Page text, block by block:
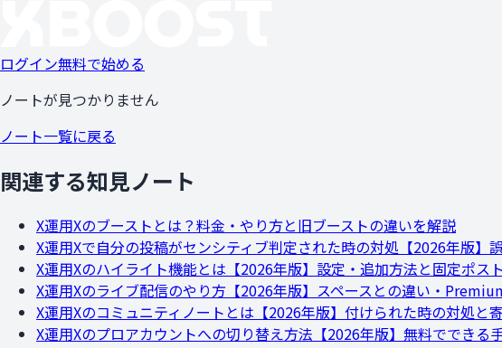
ログイン無料で始める
ノートが見つかりません
ノート一覧に戻る
関連する知見ノート
X運用Xのブーストとは？料金・やり方と旧ブーストの違いを解説
X運用Xで自分の投稿がセンシティブ判定された時の対処【2026年版】
X運用Xのハイライト機能とは【2026年版】設定・追加方法と固定ポス
X運用Xのライブ配信のやり方【2026年版】スペースとの違い・
X運用Xのコミュニティノートとは【2026年版】付けられた時の対処と
X運用Xのプロアカウントへの切り替え方法【2026年版】無料でできる